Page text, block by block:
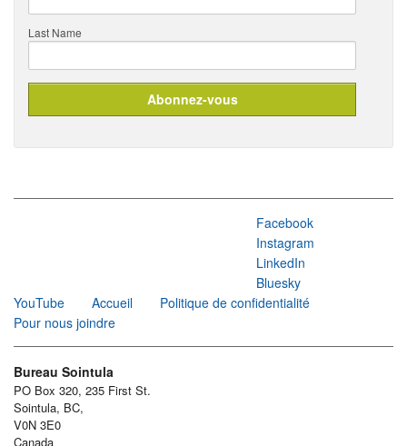
Last Name
Facebook
Instagram
LinkedIn
Bluesky
YouTube
Accueil
Politique de confidentialité
Pour nous joindre
Bureau Sointula
PO Box 320, 235 First St.
Sointula, BC,
V0N 3E0
Canada